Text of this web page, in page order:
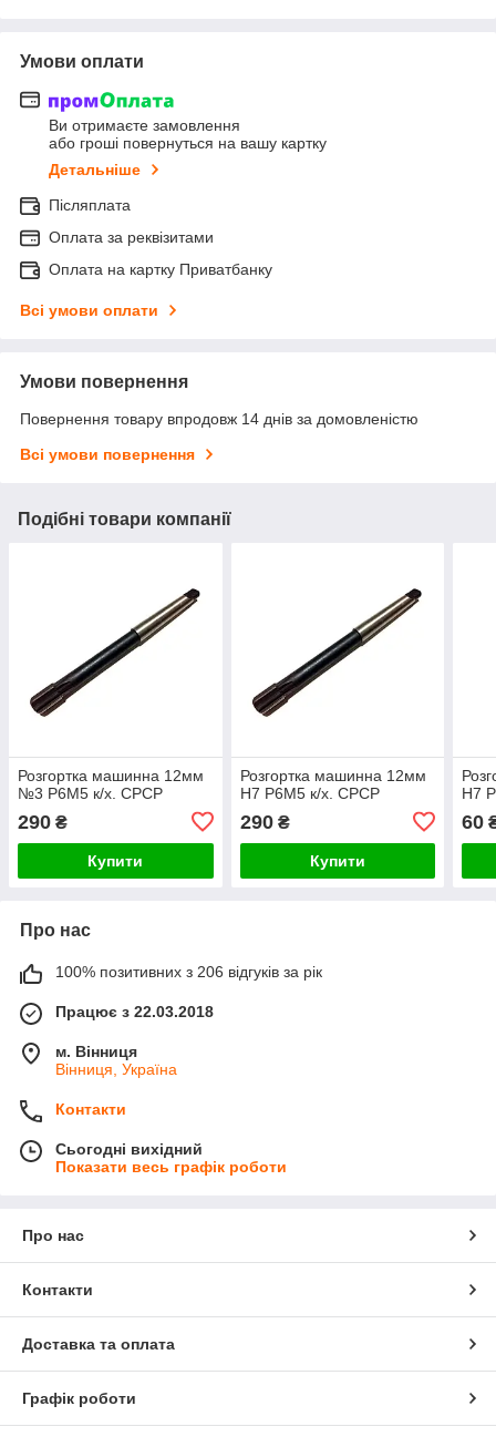
Умови оплати
Ви отримаєте замовлення
або гроші повернуться на вашу картку
Детальніше
Післяплата
Оплата за реквізитами
Оплата на картку Приватбанку
Всі умови оплати
Умови повернення
Повернення товару впродовж 14 днів за домовленістю
Всі умови повернення
Подібні товари компанії
Розгортка машинна 12мм
№3 Р6М5 к/х. СРСР
290 ₴
Купити
Розгортка машинна 12мм
Н7 Р6М5 к/х. СРСР
290₴
Купити
Н7
60
Про нас
100% позитивних з 206 відгуків за рік
Працює з 22.03.2018
м. Вінниця
Вінниця, Україна
Контакти
Сьогодні вихідний
Показати весь графік роботи
Про нас
Контакти
Доставка та оплата
Графік роботи